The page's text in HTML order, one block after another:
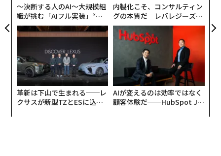
〜決断する人のAI〜大規模組
織が挑む「AIフル実装」“使
う”企業から“動く”企業へ【N
TTドコモビジネス×PwC】
内製化こそ、コンサルティン
グの本質だ レバレジーズが
実践する、次世代ファームの
全貌
革新は下山で生まれる──レ
クサスが新型TZとESに込め
AIが変えるのは効率ではなく
顧客体験だ──HubSpot Ja